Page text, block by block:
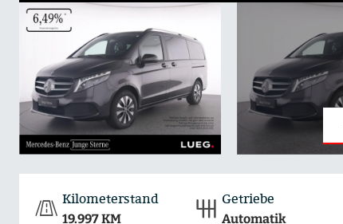
Kilometerstand
19.997 KM
Getriebe
Automatik